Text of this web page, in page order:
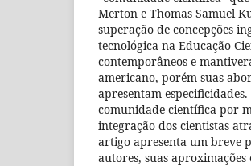
Merton e Thomas Samuel
superação de concepções
tecnológica na Educação
contemporâneos e
americano, porém suas
apresentam
comunidade científica por
integração dos cientistas
artigo apresenta um breve
autores, suas aproximações